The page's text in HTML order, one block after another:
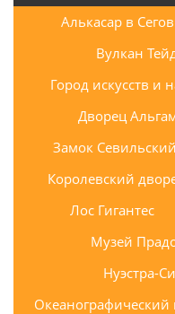
Алькасар в
Вулкан
Город искусств и
Дворец
Замок
Королевский
Лос Гигантес
Музей
Нуэстра-
Океанографический